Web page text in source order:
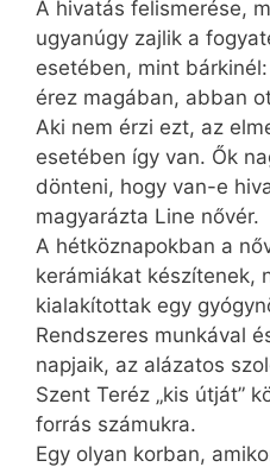
A hivatás felismerése,
ugyanúgy zajlik a
esetében, mint
érez magában, abban
Aki nem érzi ezt, az
esetében így van. Ők
dönteni, hogy van-e
magyarázta Line nővér.
A hétköznapokban a
kerámiákat készítenek,
kialakítottak egy
Rendszeres munkával
napjaik, az alázatos
Szent Teréz „kis útját”
forrás számukra.
Egy olyan korban,